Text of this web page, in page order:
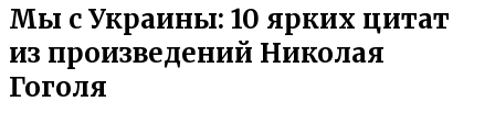
Мы с Украины: 10 ярких цитат
из произведений Николая
Гоголя